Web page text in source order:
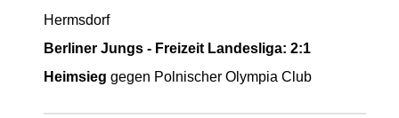
Hermsdorf
Berliner Jungs - Freizeit Landesliga: 2:1
Heimsieg gegen Polnischer Olympia Club